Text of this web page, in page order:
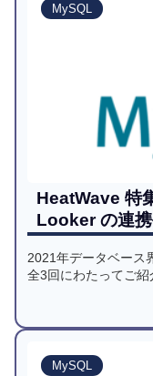
MySQL
HeatWave 特
Looker の連
2021年データベース
全3回にわたってご紹
分析データBIツール
MySQL